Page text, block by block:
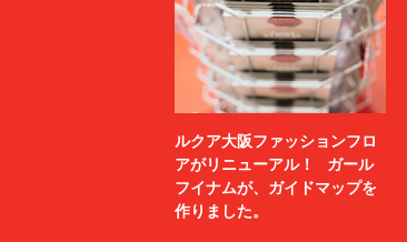
ルクア大阪ファッションフロ
アがリニューアル！ ガール
フイナムが、ガイドマップを
作りました。